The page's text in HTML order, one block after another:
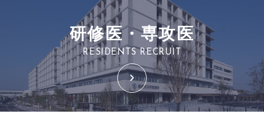
研修医・専攻医
RESIDENTS RECRUIT